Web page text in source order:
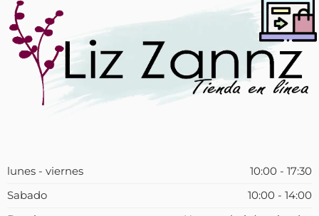
lunes - viernes
10:00 - 17:30
Sabado
10:00 - 14:00